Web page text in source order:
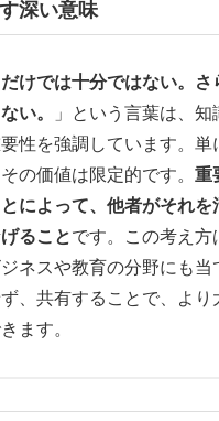
深い意味
けでは十分ではない。さ
い。
」という言葉は、
性を強調しています。単
の価値は限定的です。 重
によって、他者がそれを
ることです。この考え方
ネスや教育の分野にも当
、共有することで、より
ます。